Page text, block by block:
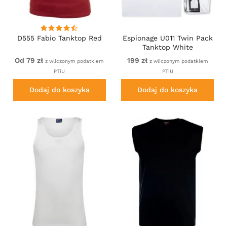
D555 Fabio Tanktop Red
Od 79 zł z wliczonym podatkiem
PTiU
Dodaj do koszyka
Espionage U011 Twin Pack
Tanktop White
199 zł z wliczonym podatkiem
PTiU
Dodaj do koszyka